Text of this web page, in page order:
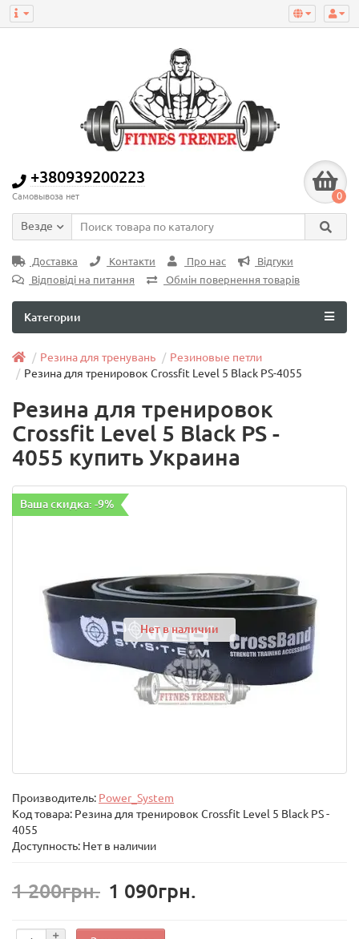
+380939200223
Самовывоза нет 0
Везде
Доставка Контакти Про нас
Відгуки
Відповіді на питання
Обмін повернення товарів
Категории
Резина для тренувань
Резиновые петли
Резина для тренировок Crossfit Level 5 Black PS-4055
Резина для тренировок
Crossfit Level 5 Black PS -
4055 купить Украина
Ваша скидка: -9%
Нет в наличии
Производитель: Power_System
Код товара: Резина для тренировок Crossfit Level 5 Black PS -
4055
Доступность: Нет в наличии
1 200грн. 1 090грн.